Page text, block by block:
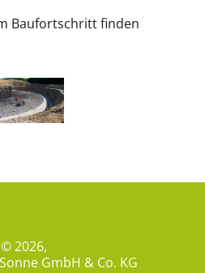
Baufortschritt finden
© 2026,
GmbH & Co. KG